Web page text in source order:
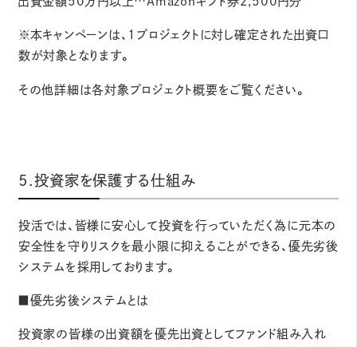
※本キャンペーンは、1プロジェクトに対し確定された出資口
数が対象となります。
その他詳細は各対象プロジェクト概要をご覧ください。
5.投資家を保護する仕組み
投活では、皆様に安心して投資を行っていただく為に元本の
安全性を守りリスクを最小限に抑えることができる、優先劣後
システムを採用しております。
■優先劣後システムとは
投資家の皆様の出資額を優先出資としてファンド組み⼊れ